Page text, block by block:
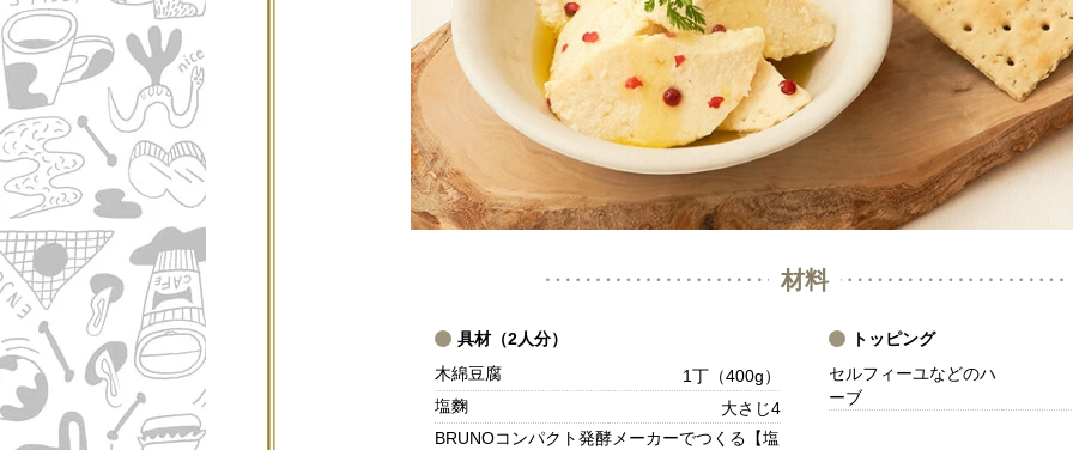
材料
具材（2人分）
木綿豆腐
1丁（400g）
塩麴
大さじ4
BRUNOコンパクト発酵メーカーでつくる【塩
トッピング
セルフィーユなどのハ
ーブ